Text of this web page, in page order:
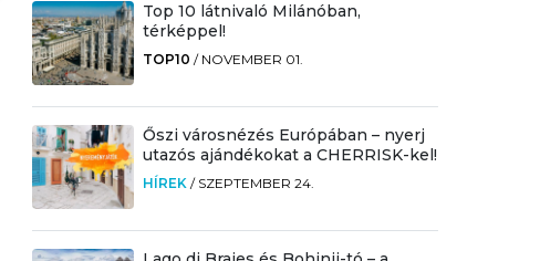
Top 10 látnivaló Milánóban,
térképpel!
TOP10 / NOVEMBER 01.
Őszi városnézés Európában – nyerj
utazós ajándékokat a CHERRISK-kel!
HÍREK / SZEPTEMBER 24.